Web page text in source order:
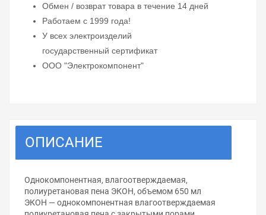
Обмен / возврат товара в течение 14 дней
Работаем с 1999 года!
У всех электроизделий
государственный сертификат
ООО "Электрокомпонент"
ОПИСАНИЕ
Однокомпонентная, влагоотверждаемая,
полиуретановая пена ЭКОН, объемом 650 мл
ЭКОН — однокомпонентная влагоотверждаемая